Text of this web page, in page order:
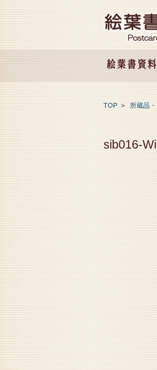
絵葉書資
TOP > 所蔵品
sib016-